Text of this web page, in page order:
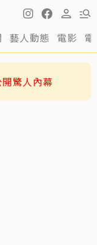
藝人動態 電影
驚人內幕